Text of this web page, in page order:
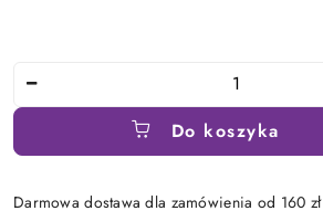
Do koszyka
Darmowa dostawa dla zamówienia od 160 zł